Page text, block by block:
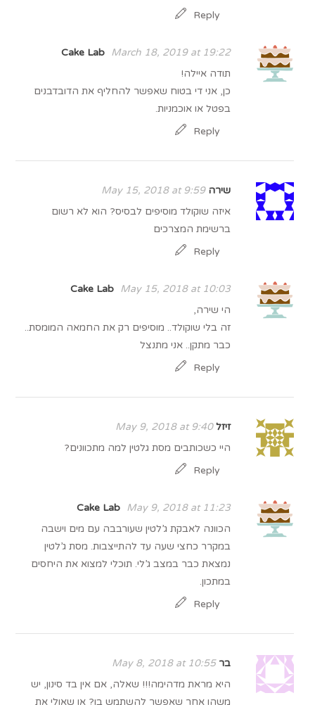
Reply
Cake Lab
March 18, 2019 at 19:22
תודה איילה!
כן, אני די בטוח שאפשר להחליף את הדובדבנים
בפטל או אוכמניות.
Reply
שירה May 15, 2018 at 9:59
איזה שוקולד מוסיפים לבסיס? הוא לא רשום
ברשימת המצרכים
Reply
Cake Lab
May 15, 2018 at 10:03
הי שירה,
זה בלי שוקולד.. מוסיפים רק את החמאה המומסת..
כבר מתקן.. אני מתנצל
Reply
זיזל May 9, 2018 at 9:40
היי כשכותבים מסת גלטין למה מתכוונים?
Reply
Cake Lab
May 9, 2018 at 11:23
הכוונה לאבקת ג’לטין שעורבבה עם מים וישבה
במקרר כחצי שעה עד להתייצבות. מסת ג’לטין
נמצאת כבר במצב ג’לי. תוכלי למצוא את היחסים
במתכון.
Reply
בר May 8, 2018 at 10:55
היא מראת מדהימה!!! שאלה, אם אין בד סינון, יש
משהו אחר שאפשר להשתמש בו? או שאולי את